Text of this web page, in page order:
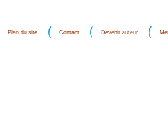
Plan du site Contact Devenir auteur